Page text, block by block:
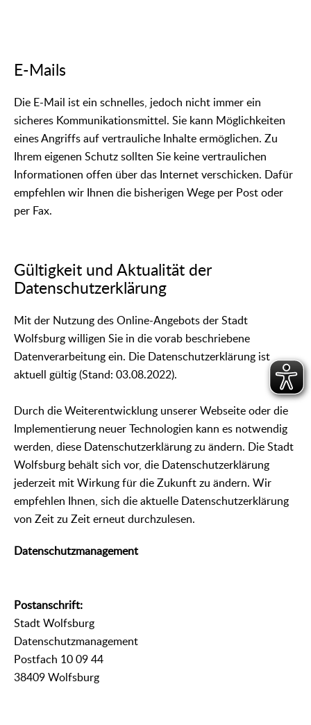
E-Mails
Die E-Mail ist ein schnelles, jedoch nicht immer ein
sicheres Kommunikationsmittel. Sie kann Möglichkeiten
eines Angriffs auf vertrauliche Inhalte ermöglichen. Zu
Ihrem eigenen Schutz sollten Sie keine vertraulichen
Informationen offen über das Internet verschicken. Dafür
empfehlen wir Ihnen die bisherigen Wege per Post oder
per Fax.
Gültigkeit und Aktualität der
Datenschutzerklärung
Mit der Nutzung des Online-Angebots der Stadt
Wolfsburg willigen Sie in die vorab beschriebene
Datenverarbeitung ein. Die Datenschutzerklärung ist
aktuell gültig (Stand: 03.08.2022).
Durch die Weiterentwicklung unserer Webseite oder die
Implementierung neuer Technologien kann es notwendig
werden, diese Datenschutzerklärung zu ändern. Die Stadt
Wolfsburg behält sich vor, die Datenschutzerklärung
jederzeit mit Wirkung für die Zukunft zu ändern. Wir
empfehlen Ihnen, sich die aktuelle Datenschutzerklärung
von Zeit zu Zeit erneut durchzulesen.
Datenschutzmanagement
Postanschrift:
Stadt Wolfsburg
Datenschutzmanagement
Postfach 10 09 44
38409 Wolfsburg